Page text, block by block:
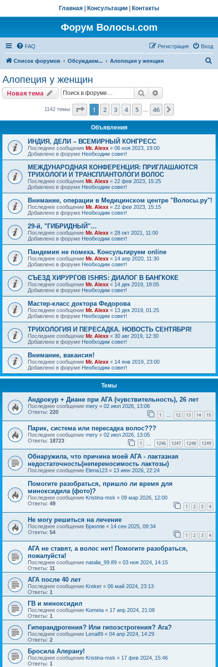
Главная Консультации Контакты
Форум Волосы.com
FAQ Вход
Регистрация
Список форумов Обсуждаем... Алопеция у женщин
Алопеция у женщин
Новая тема Поиск
1142 темы Страница из 46
1 2 3 4 5 46
Объявления
ИНДИЯ, ДЕЛИ – ВСЕМИРНЫЙ КОНГРЕСС
Последнее сообщение Mr. Alexx « 06 ноя 2023, 19:00
Добавлено в форуме Необходим совет!
МЕЖДУНАРОДНАЯ КОНФЕРЕНЦИЯ: ПРИГЛАШАЮТСЯ
ТРИХОЛОГИ И ТРАНСПЛАНТОЛОГИ ВОЛОС
Последнее сообщение Mr. Alexx « 22 фев 2023, 15:25
Добавлено в форуме Необходим совет!
Внимание, операции в Медицинском центре "Волосы.ру"!
Последнее сообщение Mr. Alexx « 22 фев 2023, 15:15
Добавлено в форуме Необходим совет!
29-й, "ГИБРИДНЫЙ"…
Последнее сообщение Mr. Alexx « 28 окт 2021, 11:00
Добавлено в форуме Необходим совет!
Пандемия не помеха. Консультируем online
Последнее сообщение Mr. Alexx « 14 апр 2020, 11:30
Добавлено в форуме Необходим совет!
СЪЕЗД ХИРУРГОВ ISHRS: ДИАЛОГ В БАНГКОКЕ
Последнее сообщение Mr. Alexx « 14 дек 2019, 18:05
Добавлено в форуме Необходим совет!
Мастер-класс доктора Федорова
Последнее сообщение Mr. Alexx « 13 дек 2019, 01:25
Добавлено в форуме Необходим совет!
ТРИХОЛОГИЯ И ПЕРЕСАДКА. НОВОСТЬ СЕНТЯБРЯ!
Последнее сообщение Mr. Alexx « 30 авг 2019, 12:30
Добавлено в форуме Необходим совет!
Внимание, вакансия!
Последнее сообщение Mr. Alexx « 14 янв 2019, 23:00
Добавлено в форуме Необходим совет!
Темы
Андрокур + Диане при АГА (чувствительность), 26 лет
Последнее сообщение mery « 02 июл 2026, 13:06
Ответы: 220 1 … 12 13 14 15
Парик, система или пересадка волос???
Последнее сообщение mery « 02 июл 2026, 13:05
Ответы: 18723 1 1246 1247 1248 1249
Обнаружила, что причина моей АГА - лактазная
недостаточность(непереносимость лактозы)
Последнее сообщение Elena123 « 13 июн 2026, 22:24
Помогите разобраться, пришло ли время для
миноксидила (фото)?
Последнее сообщение Kristina-msk « 09 мар 2026, 12:00
Ответы: 49 1 2 3 4
Не могу решиться на лечение
Последнее сообщение Брюлле « 14 сен 2025, 09:34
Ответы: 54 1 2 3 4
АГА не ставят, а волос нет! Помогите разобраться,
пожалуйста!
Последнее сообщение natalia_99.89 « 03 ноя 2024, 14:15
Ответы: 11
АГА после 40 лет
Последнее сообщение Kreker « 06 май 2024, 23:13
Ответы: 1
ГВ и миноксидил
Последнее сообщение Kometa « 17 апр 2024, 21:08
Ответы: 1
Гиперандрогения? Или гипоэстрогения? Ага?
Последнее сообщение Lena89 « 04 апр 2024, 14:29
Ответы: 2
Бросила Алерану!
Последнее сообщение Kristina-msk « 17 фев 2024, 15:46
Ответы: 1